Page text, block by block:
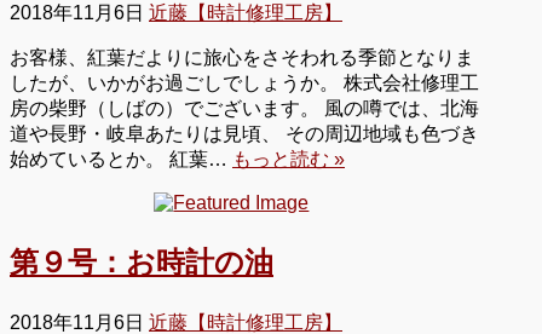
2018年11月6日 近藤【時計修理工房】
お客様、紅葉だよりに旅心をさそわれる季節となりま
したが、いかがお過ごしでしょうか。 株式会社修理工
房の柴野（しばの）でございます。 風の噂では、北海
道や長野・岐阜あたりは見頃、 その周辺地域も色づき
始めているとか。 紅葉… もっと読む »
第９号：お時計の油
2018年11月6日 近藤【時計修理工房】